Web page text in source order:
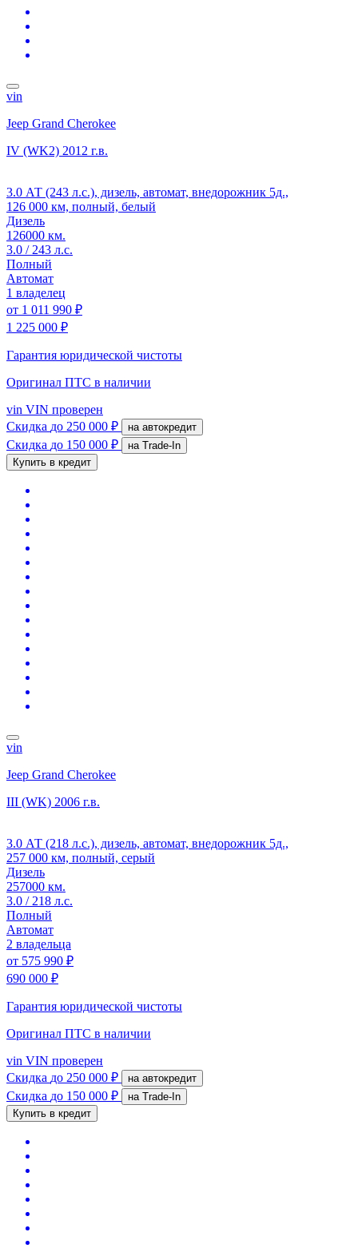
vin
Jeep Grand Cherokee
IV (WK2) 2012 г.в.
3.0 АТ (243 л.с.), дизель, автомат, внедорожник 5д.,
126 000 км, полный, белый
Дизель
126000 км.
3.0 / 243 л.с.
Полный
Автомат
1 владелец
от 1 011 990 ₽
1 225 000 ₽
Гарантия юридической чистоты
Оригинал ПТС в наличии
vin VIN проверен
Скидка до 250 000 ₽ на автокредит
Скидка до 150 000 ₽
на Trade-In
Купить в кредит
vin
Jeep Grand Cherokee
III (WK) 2006 г.в.
3.0 АТ (218 л.с.), дизель, автомат, внедорожник 5д.,
257 000 км, полный, серый
Дизель
257000 км.
3.0 / 218 л.с.
Полный
Автомат
2 владельца
от 575 990 ₽
690 000 ₽
Гарантия юридической чистоты
Оригинал ПТС в наличии
vin VIN проверен
Скидка до 250 000 ₽ на автокредит
Скидка до 150 000 ₽
на Trade-In
Купить в кредит